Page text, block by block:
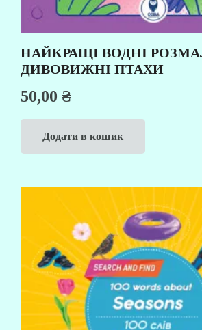
НАЙКРАЩІ ВОДНІ
ДИВОВИЖНІ ПТАХИ
50,00 ₴
Додати в кошик